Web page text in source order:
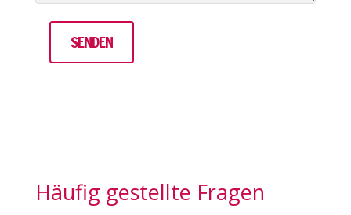
Häufig gestellte Fragen